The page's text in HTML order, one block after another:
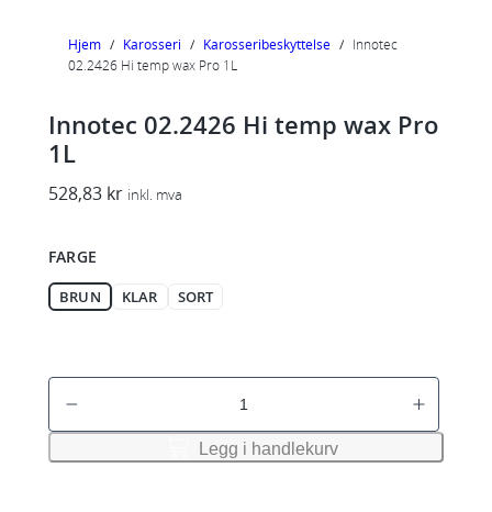
Hjem / Karosseri / Karosseribeskyttelse / Innotec
02.2426 Hi temp wax Pro 1L
Innotec 02.2426 Hi temp wax Pro
1L
528,83 kr inkl. mva
FARGE
BRUN KLAR SORT
I
Legg i handlekurv